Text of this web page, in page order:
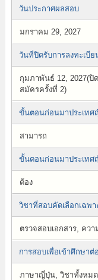
วันประกาศผลสอบ
มกราคม 29, 2027
วันที่ปิดรับการลงทะเบีย
กุมภาพันธ์ 12, 2027(ปิ
สมัครครั้งที่ 2)
ขั้นตอนก่อนมาประเทศ
สามารถ
ขั้นตอนก่อนมาประเทศ
ต้อง
วิชาที่สอบคัดเลือกเฉพ
ตรวจสอบเอกสาร, คว
การสอบเพื่อเข้าศึกษา
ภาษาญี่ปุ่น, วิชาทั้งหมด